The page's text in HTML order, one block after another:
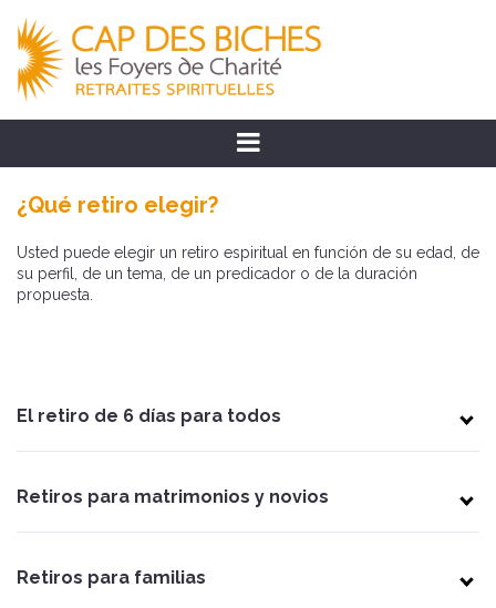
¿Qué retiro elegir?
Usted puede elegir un retiro espiritual en función de su edad, de
su perfil, de un tema, de un predicador o de la duración
propuesta.
El retiro de 6 días para todos
Retiros para matrimonios y novios
Retiros para familias